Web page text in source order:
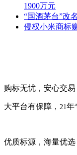
1900万元
“国酒茅台”改
侵权小米商标
购标无忧，安心交易
大平台有保障， 21 年
优质标源，海量优选